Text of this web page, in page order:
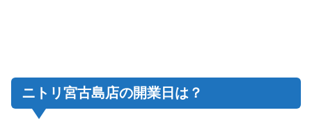
ニトリ宮古島店の開業日は？